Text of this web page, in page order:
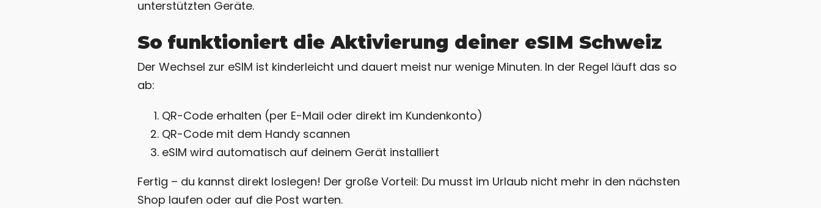
unterstützten Geräte.
So funktioniert die Aktivierung deiner eSIM Schweiz
Der Wechsel zur eSIM ist kinderleicht und dauert meist nur wenige Minuten. In der Regel läuft das so
ab:
QR-Code erhalten (per E-Mail oder direkt im Kundenkonto)
QR-Code mit dem Handy scannen
eSIM wird automatisch auf deinem Gerät installiert
Fertig – du kannst direkt loslegen! Der große Vorteil: Du musst im Urlaub nicht mehr in den nächsten
Shop laufen oder auf die Post warten.